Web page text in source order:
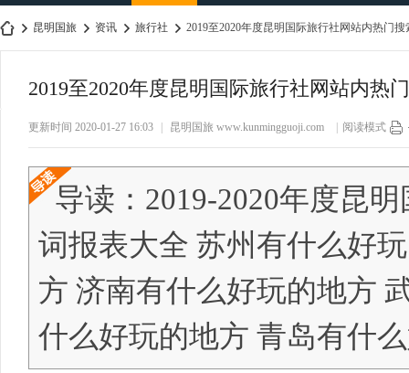
昆明国旅 资讯 旅行社 2019至2020年度昆明国际旅行社网站内热门
2019至2020年度昆明国际旅行社网站内热
更新时间 2020-01-27 16:03 昆明国旅 www.kunmingguoji.com 阅读模式
导读：2019-2020年度昆
词报表大全 苏州有什么好
方 济南有什么好玩的地方
什么好玩的地方 青岛有什